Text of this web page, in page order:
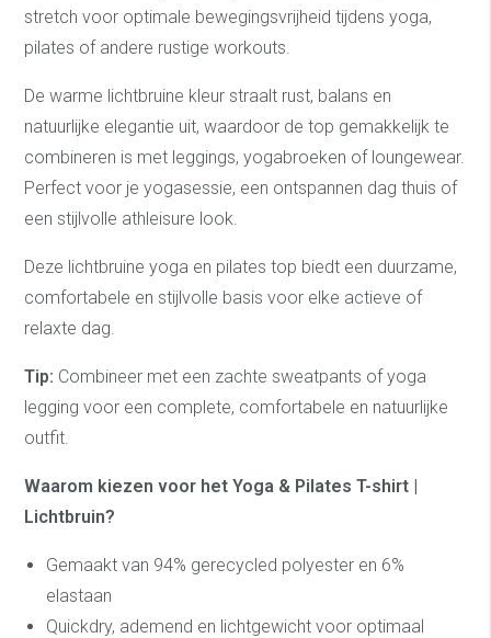
stretch voor optimale bewegingsvrijheid tijdens yoga,
pilates of andere rustige workouts.
De warme lichtbruine kleur straalt rust, balans en
natuurlijke elegantie uit, waardoor de top gemakkelijk te
combineren is met leggings, yogabroeken of loungewear.
Perfect voor je yogasessie, een ontspannen dag thuis of
een stijlvolle athleisure look.
Deze lichtbruine yoga en pilates top biedt een duurzame,
comfortabele en stijlvolle basis voor elke actieve of
relaxte dag.
Tip: Combineer met een zachte sweatpants of yoga
legging voor een complete, comfortabele en natuurlijke
outfit.
Waarom kiezen voor het Yoga & Pilates T-shirt |
Lichtbruin?
Gemaakt van 94% gerecycled polyester en 6%
elastaan
Quickdry, ademend en lichtgewicht voor optimaal